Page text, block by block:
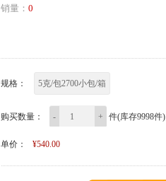
销量： 0
规格： 5克/包2700小包/箱
购买数量： - + 件(库存9998件)
单价： ¥540.00